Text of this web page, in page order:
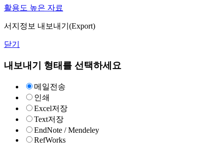
활용도 높은 자료
서지정보 내보내기(Export)
닫기
내보내기 형태를 선택하세요
메일전송
인쇄
Excel저장
Text저장
EndNote / Mendeley
RefWorks